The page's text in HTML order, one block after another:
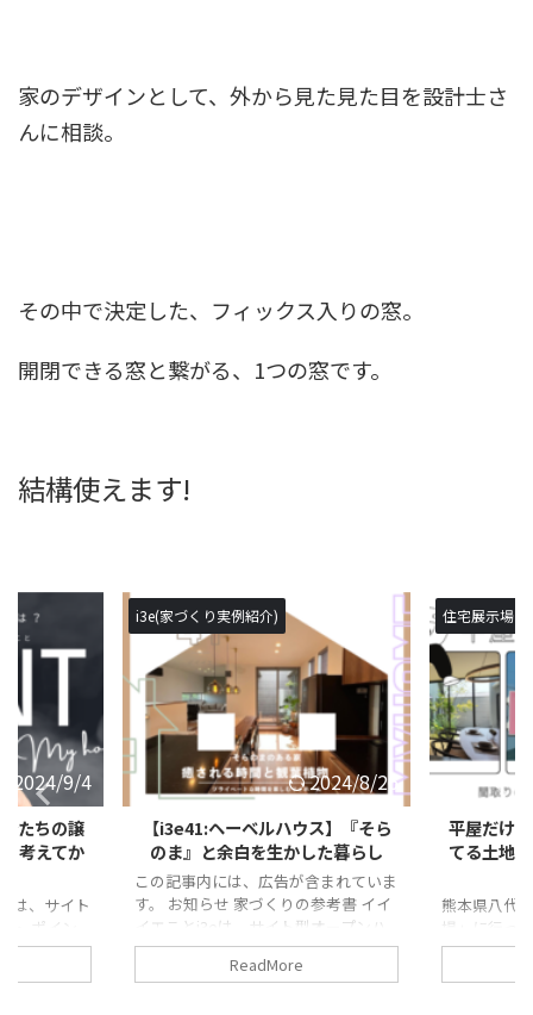
家のデザインとして、外から見た見た目を設計士さ
んに相談。
その中で決定した、フィックス入りの窓。
開閉できる窓と繋がる、1つの窓です。
結構使えます!
2024/9/4
たちの譲
考えてか
は、サイト
ポイン
いものは
i3e(家づくり実例紹介)
2024/8/26
【i3e41:ヘーベルハウス】『そら
のま』と余白を生かした暮らし
この記事内には、広告が含まれていま
す。 お知らせ 家づくりの参考書 イイ
イエことi3eは、サイト型オープンハ
ウス 家づくりの体験談や、住まいの
間取りやおすすめをオーナーさんが紹
ReadMore
住宅展示場
平屋だけ
てる土地
熊本県八代
場」に行っ
は、家づく